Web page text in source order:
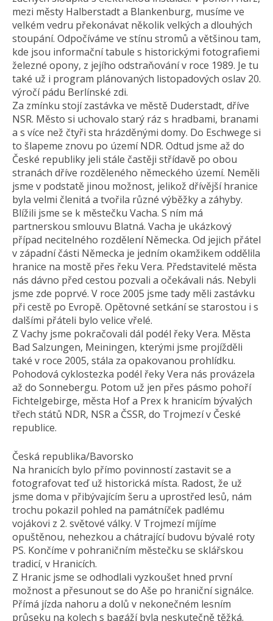
mezi městy Halberstadt a Blankenburg, musíme ve
velkém vedru překonávat několik velkých a dlouhých
stoupání. Odpočíváme ve stínu stromů a většinou tam,
kde jsou informační tabule s historickými fotografiemi
železné opony, z jejího odstraňování v roce 1989. Je tu
také už i program plánovaných listopadových oslav 20.
výročí pádu Berlínské zdi.
Za zmínku stojí zastávka ve městě Duderstadt, dříve
NSR. Město si uchovalo starý ráz s hradbami, branami
a s více než čtyři sta hrázděnými domy. Do Eschwege si
to šlapeme znovu po území NDR. Odtud jsme až do
České republiky jeli stále častěji střídavě po obou
stranách dříve rozděleného německého území. Neměli
jsme v podstatě jinou možnost, jelikož dřívější hranice
byla velmi členitá a tvořila různé výběžky a záhyby.
Blížili jsme se k městečku Vacha. S ním má
partnerskou smlouvu Blatná. Vacha je ukázkový
případ necitelného rozdělení Německa. Od jejich přátel
v západní části Německa je jedním okamžikem oddělila
hranice na mostě přes řeku Vera. Představitelé města
nás dávno před cestou pozvali a očekávali nás. Nebyli
jsme zde poprvé. V roce 2005 jsme tady měli zastávku
při cestě po Evropě. Opětovné setkání se starostou i s
dalšími přáteli bylo velice vřelé.
Z Vachy jsme pokračovali dál podél řeky Vera. Města
Bad Salzungen, Meiningen, kterými jsme projížděli
také v roce 2005, stála za opakovanou prohlídku.
Pohodová cyklostezka podél řeky Vera nás provázela
až do Sonnebergu. Potom už jen přes pásmo pohoří
Fichtelgebirge, města Hof a Prex k hranicím bývalých
třech států NDR, NSR a ČSSR, do Trojmezí v České
republice.
Česká republika/Bavorsko
Na hranicích bylo přímo povinností zastavit se a
fotografovat teď už historická místa. Radost, že už
jsme doma v přibývajícím šeru a uprostřed lesů, nám
trochu pokazil pohled na památníček padlému
vojákovi z 2. světové války. V Trojmezí míjíme
opuštěnou, nehezkou a chátrající budovu bývalé roty
PS. Končíme v pohraničním městečku se sklářskou
tradicí, v Hranicích.
Z Hranic jsme se odhodlali vyzkoušet hned první
možnost a přesunout se do Aše po hraniční signálce.
Přímá jízda nahoru a dolů v nekonečném lesním
průseku na kolech s bagáží byla neskutečně těžká.